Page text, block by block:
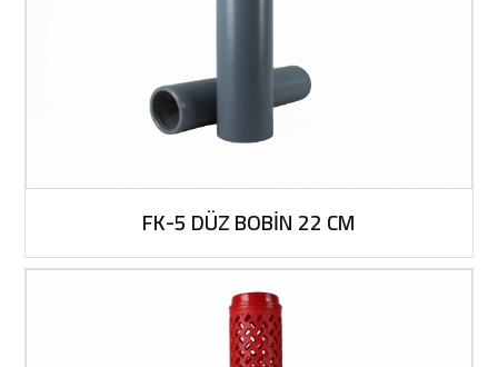
FK-5 DÜZ BOBİN 22 CM